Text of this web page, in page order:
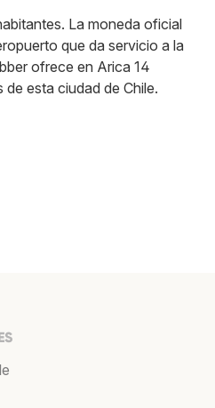
La moneda oficial
que da servicio a la
ofrece en Arica 14
esta ciudad de Chile.